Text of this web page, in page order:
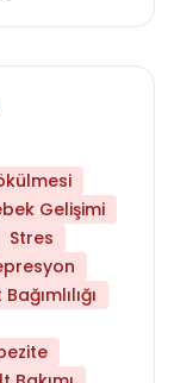
Gelişimi
Stres